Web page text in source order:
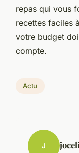
repas qui vous
recettes faciles
votre budget
compte.
Actu
J